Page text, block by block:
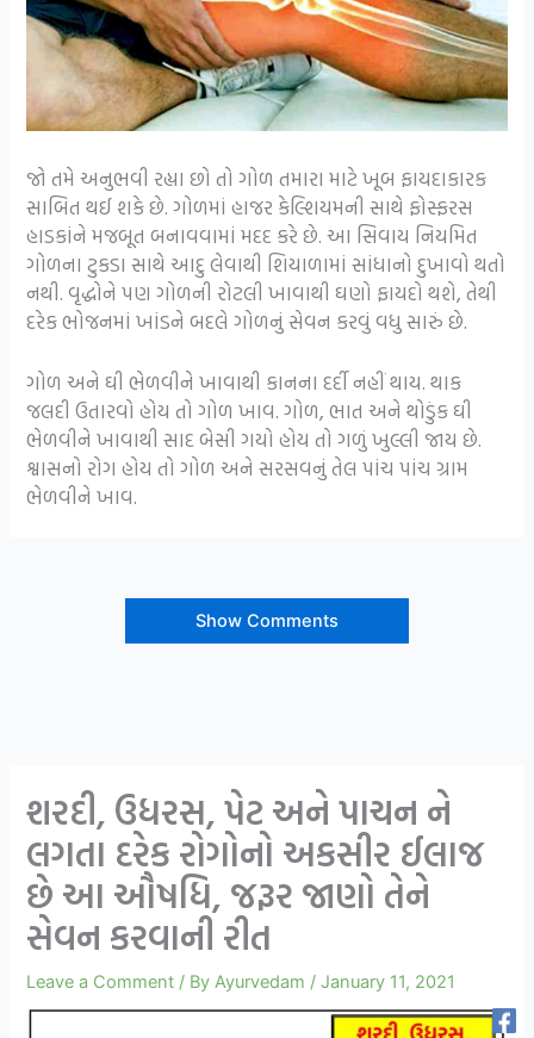
જો તમે અનુભવી રહ્યા છો તો ગોળ તમારા માટે ખૂબ ફાયદાકારક
સાબિત થઈ શકે છે. ગોળમાં હાજર કેલ્શિયમની સાથે ફોસ્ફરસ
હાડકાંને મજબૂત બનાવવામાં મદદ કરે છે. આ સિવાય નિયમિત
ગોળના ટુકડા સાથે આદુ લેવાથી શિયાળામાં સાંધાનો દુખાવો થતો
નથી. વૃદ્ધોને પણ ગોળની રોટલી ખાવાથી ઘણો ફાયદો થશે, તેથી
દરેક ભોજનમાં ખાંડને બદલે ગોળનું સેવન કરવું વધુ સારું છે.
ગોળ અને ઘી ભેળવીને ખાવાથી કાનના દર્દી નહીં થાય. થાક
જલદી ઉતારવો હોય તો ગોળ ખાવ. ગોળ, ભાત અને થોડુંક ઘી
ભેળવીને ખાવાથી સાદ બેસી ગયો હોય તો ગળું ખુલ્લી જાય છે.
શ્વાસનો રોગ હોય તો ગોળ અને સરસવનું તેલ પાંચ પાંચ ગ્રામ
ભેળવીને ખાવ.
Show Comments
શરદી, ઉધરસ, પેટ અને પાચન ને
લગતા દરેક રોગોનો અકસીર ઈલાજ
છે આ ઔષધિ, જરૂર જાણો તેને
સેવન કરવાની રીત
Leave a Comment / ByAyurvedam /January 11, 2021